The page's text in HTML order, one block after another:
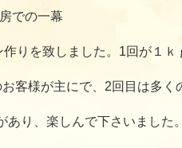
での一幕
りを致しました。1回が１ｋ
客様が主にで、2回目は多く
あり、楽しんで下さいました。